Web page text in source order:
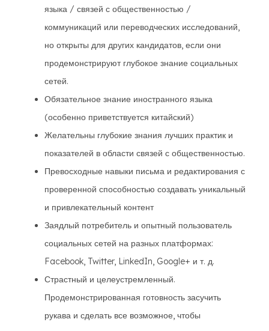
языка / связей с общественностью /
коммуникаций или переводческих исследований,
но открыты для других кандидатов, если они
продемонстрируют глубокое знание социальных
сетей.
Обязательное знание иностранного языка
(особенно приветствуется китайский)
Желательны глубокие знания лучших практик и
показателей в области связей с общественностью.
Превосходные навыки письма и редактирования с
проверенной способностью создавать уникальный
и привлекательный контент
Заядлый потребитель и опытный пользователь
социальных сетей на разных платформах:
Facebook, Twitter, LinkedIn, Google+ и т. д.
Страстный и целеустремленный.
Продемонстрированная готовность засучить
рукава и сделать все возможное, чтобы